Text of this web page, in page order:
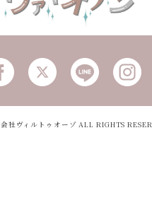
社ヴィルトゥオーゾ ALL RIGHTS